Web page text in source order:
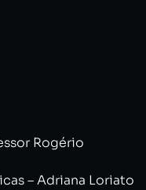
Rogério
– Adriana Loriato